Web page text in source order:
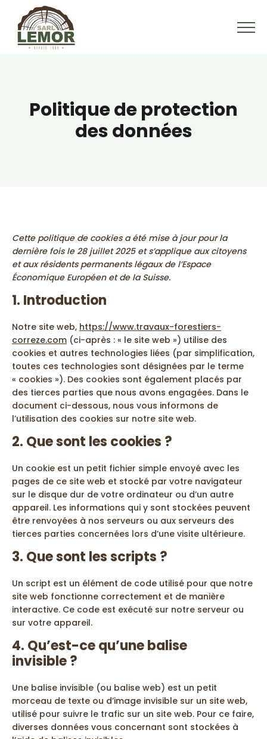
Politique de protection
des données
Cette politique de cookies a été mise à jour pour la
dernière fois le 28 juillet 2025 et s’applique aux citoyens
et aux résidents permanents légaux de l’Espace
Économique Européen et de la Suisse.
1. Introduction
Notre site web, https://www.travaux-forestiers-
correze.com (ci-après : « le site web ») utilise des
cookies et autres technologies liées (par simplification,
toutes ces technologies sont désignées par le terme
« cookies »). Des cookies sont également placés par
des tierces parties que nous avons engagées. Dans le
document ci-dessous, nous vous informons de
l’utilisation des cookies sur notre site web.
2. Que sont les cookies ?
Un cookie est un petit fichier simple envoyé avec les
pages de ce site web et stocké par votre navigateur
sur le disque dur de votre ordinateur ou d’un autre
appareil. Les informations qui y sont stockées peuvent
être renvoyées à nos serveurs ou aux serveurs des
tierces parties concernées lors d’une visite ultérieure.
3. Que sont les scripts ?
Un script est un élément de code utilisé pour que notre
site web fonctionne correctement et de manière
interactive. Ce code est exécuté sur notre serveur ou
sur votre appareil.
4. Qu’est-ce qu’une balise
invisible ?
Une balise invisible (ou balise web) est un petit
morceau de texte ou d’image invisible sur un site web,
utilisé pour suivre le trafic sur un site web. Pour ce faire,
diverses données vous concernant sont stockées à